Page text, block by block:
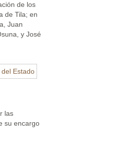
de los
de Tila; en
Juan
y José
las
su encargo